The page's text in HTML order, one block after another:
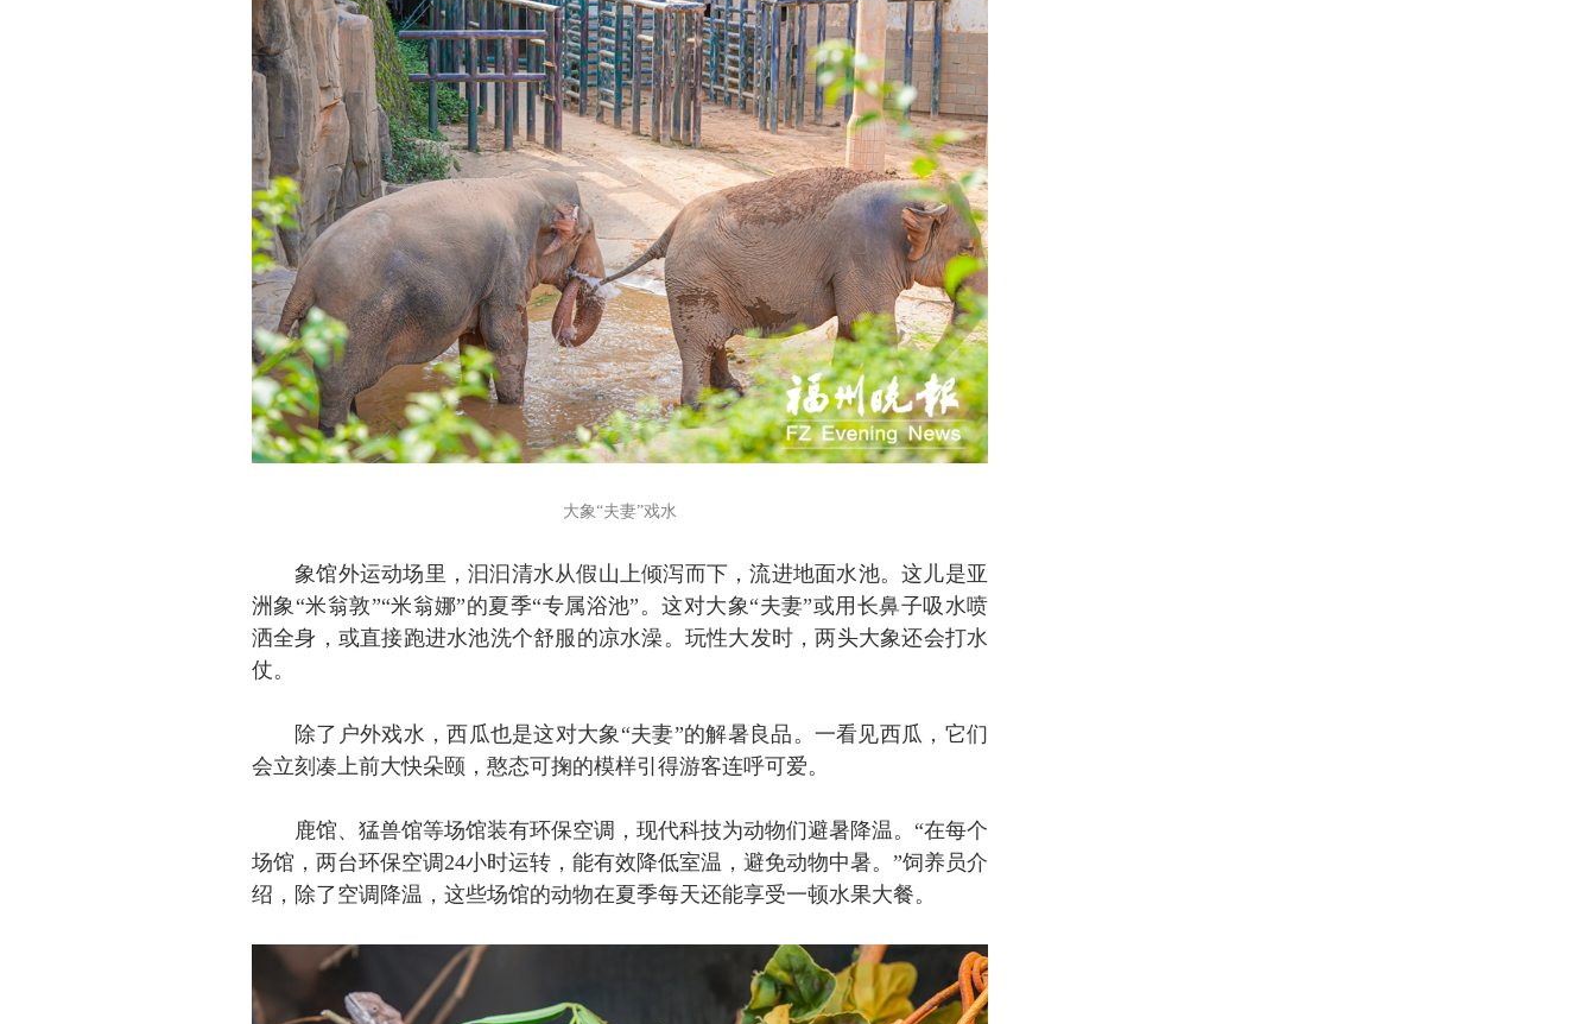
大象“夫妻”戏水
象馆外运动场里，汩汩清水从假山上倾泻而下，流进地面水池。这儿是亚
洲象“米翁敦”“米翁娜”的夏季“专属浴池”。这对大象“夫妻”或用长鼻子吸水喷
洒全身，或直接跑进水池洗个舒服的凉水澡。玩性大发时，两头大象还会打水
仗。
除了户外戏水，西瓜也是这对大象“夫妻”的解暑良品。一看见西瓜，它们
会立刻凑上前大快朵颐，憨态可掬的模样引得游客连呼可爱。
鹿馆、猛兽馆等场馆装有环保空调，现代科技为动物们避暑降温。“在每个
场馆，两台环保空调24小时运转，能有效降低室温，避免动物中暑。”饲养员介
绍，除了空调降温，这些场馆的动物在夏季每天还能享受一顿水果大餐。